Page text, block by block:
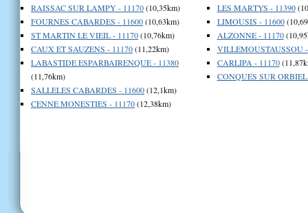
RAISSAC SUR LAMPY - 11170(10,35km)
FOURNES CABARDES - 11600(10,63km)
ST MARTIN LE VIEIL - 11170(10,76km)
CAUX ET SAUZENS - 11170(11,22km)
LABASTIDE ESPARBAIRENQUE - 11380
(11,76km)
SALLELES CABARDES - 11600(12,1km)
CENNE MONESTIES - 11170(12,38km)
LES MARTYS - 11390
LIMOUSIS - 11600
ALZONNE - 11170
VILLEMOUSTAUSSOU
CARLIPA - 11170
CONQUES SUR